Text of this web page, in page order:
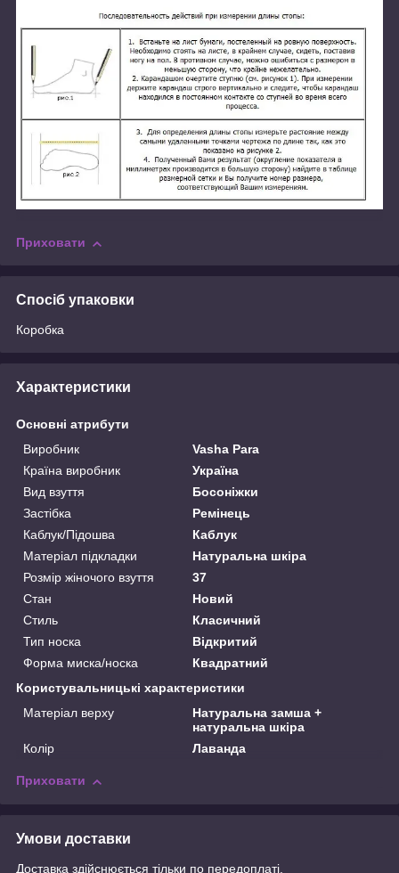
Приховати
Спосіб упаковки
Коробка
Характеристики
Основні атрибути
Виробник
Vasha Para
Країна виробник
Україна
Вид взуття
Босоніжки
Застібка
Ремінець
Каблук/Підошва
Каблук
Матеріал підкладки
Натуральна шкіра
Розмір жіночого взуття
37
Стан
Новий
Стиль
Класичний
Тип носка
Відкритий
Форма миска/носка
Квадратний
Користувальницькі характеристики
Матеріал верху
Натуральна замша +
натуральна шкіра
Колір
Лаванда
Приховати
Умови доставки
Доставка здійснюється тільки по передоплаті.